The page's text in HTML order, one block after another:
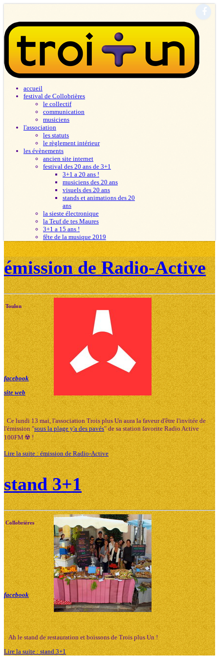
accueil
festival de Collobrières
le collectif
communication
musiciens
l'association
les statuts
le règlement intérieur
les évènements
ancien site internet
festival des 20 ans de 3+1
3+1 a 20 ans !
musiciens des 20 ans
visuels des 20 ans
stands et animations des 20
ans
la sieste électronique
la Teuf de tes Maures
3+1 a 15 ans !
fête de la musique 2019
émission de Radio-Active
Toulon
facebook
site web
Ce lundi 13 mai, l'association Trois plus Un aura la faveur d'être l'invitée de
l'émission "sous la plage y'a des pavés" de sa station favorite Radio Active
100FM ☢️ !
Lire la suite : émission de Radio-Active
stand 3+1
Collobrières
facebook
Ah le stand de restauration et boissons de Trois plus Un !
Lire la suite : stand 3+1